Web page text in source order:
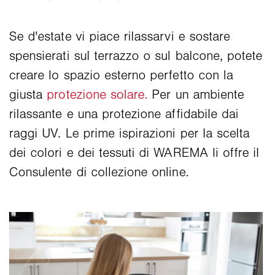
Se d'estate vi piace rilassarvi e sostare
spensierati sul terrazzo o sul balcone, potete
creare lo spazio esterno perfetto con la
giusta protezione solare. Per un ambiente
rilassante e una protezione affidabile dai
raggi UV. Le prime ispirazioni per la scelta
dei colori e dei tessuti di WAREMA li offre il
Consulente di collezione online.